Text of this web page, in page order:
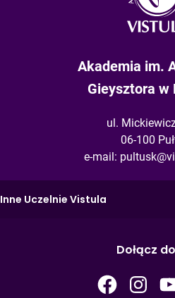
Akademia im.
Gieysztora w
ul.
06-100
e-mail:
Inne Uczelnie Vistula
Dołącz